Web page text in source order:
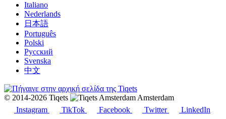
Italiano
Nederlands
日本語
Português
Polski
Русский
Svenska
中文
© 2014-2026 Tiqets
Amsterdam
Instagram
TikTok Facebook Twitter LinkedIn